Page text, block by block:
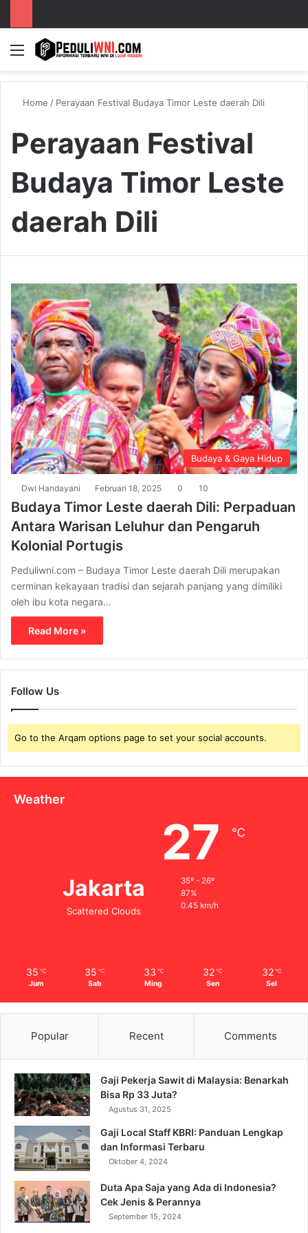
Menu
Home / Perayaan Festival Budaya Timor Leste daerah Dili
Perayaan Festival
Budaya Timor Leste
daerah Dili
Budaya & Gaya Hidup
Dwi Handayani Februari 18, 2025 0 10
Budaya Timor Leste daerah Dili: Perpaduan
Antara Warisan Leluhur dan Pengaruh
Kolonial Portugis
Peduliwni.com – Budaya Timor Leste daerah Dili merupakan
cerminan kekayaan tradisi dan sejarah panjang yang dimiliki
oleh ibu kota negara…
Read More »
Follow Us
Go to the Arqam options page to set your social accounts.
Weather
Jakarta
Scattered Clouds
27 ℃
35º - 26º
87%
0.45 km/h
35 ℃
Jum
35 ℃
Sab
33 ℃
Ming
32 ℃
Sen
32 ℃
Sel
Popular Recent Comments
Gaji Pekerja Sawit di Malaysia: Benarkah
Bisa Rp 33 Juta?
Agustus 31, 2025
Gaji Local Staff KBRI: Panduan Lengkap
dan Informasi Terbaru
Oktober 4, 2024
Duta Apa Saja yang Ada di Indonesia?
Cek Jenis & Perannya
September 15, 2024